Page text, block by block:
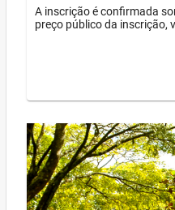
A inscrição é confirmada
preço público da inscrição,